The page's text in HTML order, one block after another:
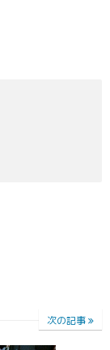
次の記事